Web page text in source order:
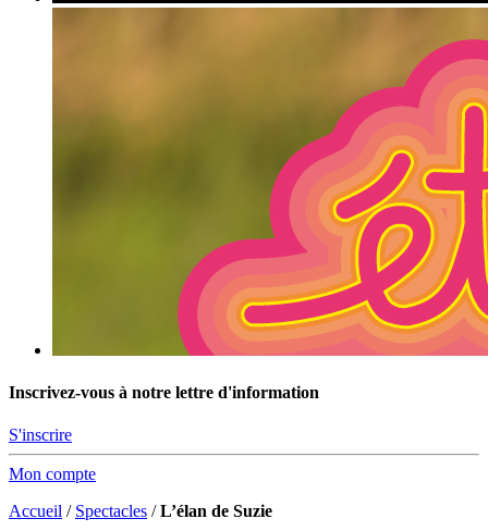
Inscrivez-vous à notre lettre d'information
S'inscrire
Mon compte
Accueil / Spectacles /L’élan de Suzie